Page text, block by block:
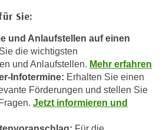
Sie:
und Anlaufstellen auf einen
die wichtigsten
und Anlaufstellen. Mehr erfahren
Infotermine: Erhalten Sie einen
Förderungen und stellen Sie
Jetzt informieren und